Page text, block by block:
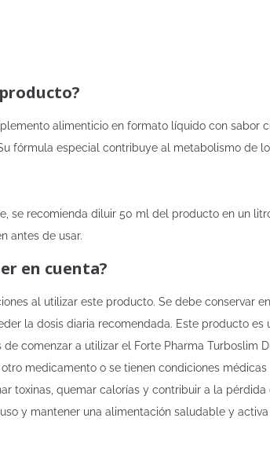
alimenticio en formato líquido con sabor
fórmula especial contribuye al metabolismo de
se recomienda diluir 50 ml del producto en un
antes de usar.
en cuenta?
al utilizar este producto. Se debe conservar
la dosis diaria recomendada. Este producto
comenzar a utilizar el Forte Pharma Turboslim
medicamento o se tienen condiciones
toxinas, quemar calorías y contribuir a la
y mantener una alimentación saludable y